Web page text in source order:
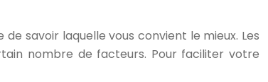
savoir laquelle vous convient le mieux. Les
nombre de facteurs. Pour faciliter votre